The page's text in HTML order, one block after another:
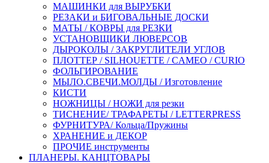
МАШИНКИ для ВЫРУБКИ
РЕЗАКИ и БИГОВАЛЬНЫЕ ДОСКИ
МАТЫ / КОВРЫ для РЕЗКИ
УСТАНОВЩИКИ ЛЮВЕРСОВ
ДЫРОКОЛЫ / ЗАКРУГЛИТЕЛИ УГЛОВ
ПЛОТТЕР / SILHOUETTE / CAMEO / CURIO
ФОЛЬГИРОВАНИЕ
МЫЛО.СВЕЧИ.МОЛДЫ / Изготовление
КИСТИ
НОЖНИЦЫ / НОЖИ для резки
ТИСНЕНИЕ/ ТРАФАРЕТЫ / LETTERPRESS
ФУРНИТУРА/ Кольца/Пружины
ХРАНЕНИЕ и ДЕКОР
ПРОЧИЕ инструменты
ПЛАНЕРЫ. КАНЦТОВАРЫ